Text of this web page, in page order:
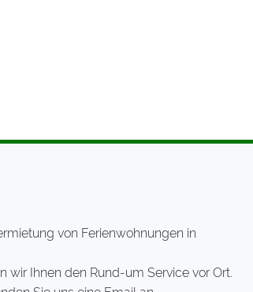
von Ferienwohnungen in
wir Ihnen den Rund-um Service vor Ort.